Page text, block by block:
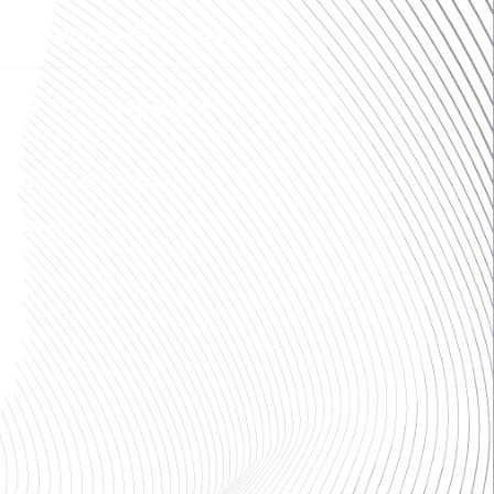
w Grzybowie
189, 83-406 Wąglikowice
765 90 10